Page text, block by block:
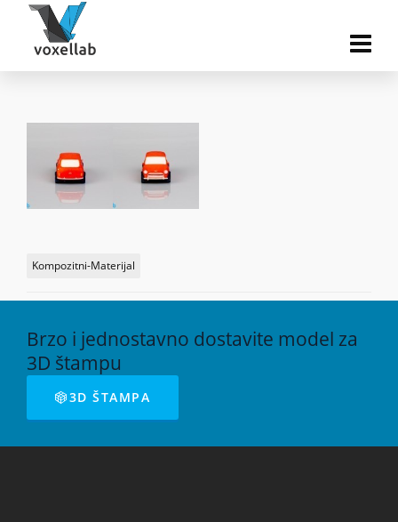
Kompozitni-Materijal
Brzo i jednostavno dostavite model za
3D štampu
3D ŠTAMPA